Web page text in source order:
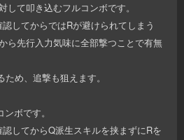
て叩き込むフルコンボです。
してからではRが避けられてしまう
ら先行入力気味に全部撃つことで有無
め、追撃も狙えます。
ボです。
してからQ派生スキルを挟まずにRを